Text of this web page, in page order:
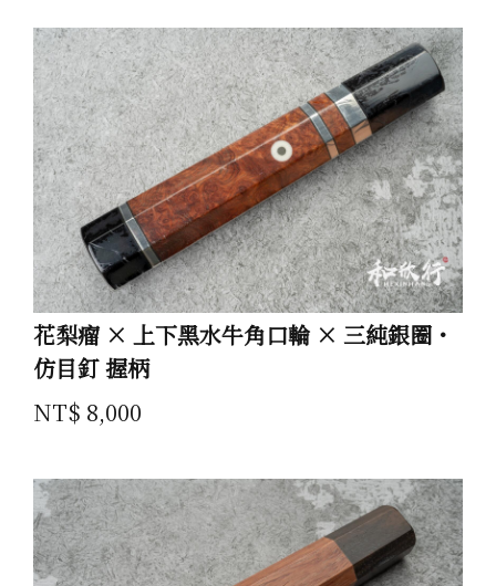
花梨瘤 × 上下黑水牛角口輪 × 三純銀圈・
仿目釘 握柄
NT$ 8,000